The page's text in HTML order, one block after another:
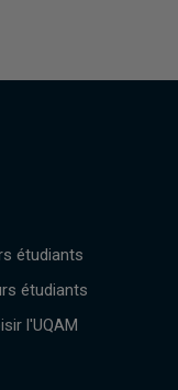
étudiants
étudiants
l'UQAM